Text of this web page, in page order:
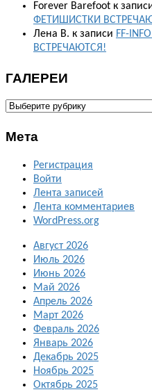
Forever Barefoot к
ФЕТИШИСТКИ
Лена В. к записи FF-
ВСТРЕЧАЮТСЯ!
ГАЛЕРЕИ
ГАЛЕРЕИ
Мета
Регистрация
Войти
Лента записей
Лента комментариев
WordPress.org
Август 2026
Июль 2026
Июнь 2026
Май 2026
Апрель 2026
Март 2026
Февраль 2026
Январь 2026
Декабрь 2025
Ноябрь 2025
Октябрь 2025